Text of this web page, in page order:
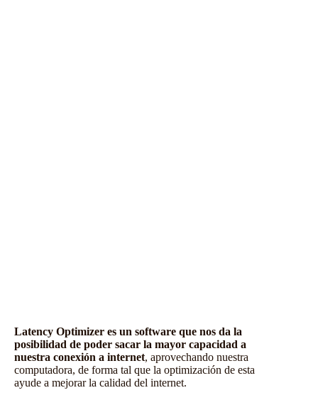
Latency Optimizer es un software que nos da la
posibilidad de poder sacar la mayor capacidad a
nuestra conexión a internet, aprovechando nuestra
computadora, de forma tal que la optimización de esta
ayude a mejorar la calidad del internet.